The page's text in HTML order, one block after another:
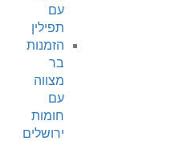
עם
תפילין
הזמנות
בר
מצווה
עם
חומות
ירושלים